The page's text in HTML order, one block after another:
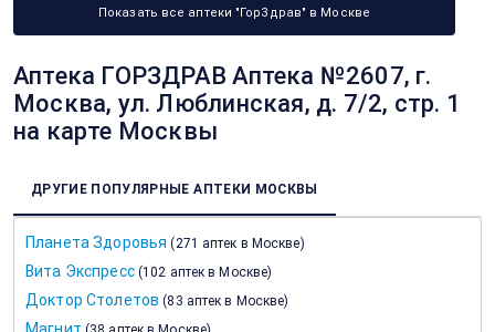
Показать все аптеки "ГорЗдрав" в Москве
Аптека ГОРЗДРАВ Аптека №2607, г.
Москва, ул. Люблинская, д. 7/2, стр. 1
на карте Москвы
ДРУГИЕ ПОПУЛЯРНЫЕ АПТЕКИ МОСКВЫ
Планета Здоровья (271 аптек в Москве)
Вита Экспресс (102 аптек в Москве)
Доктор Столетов (83 аптек в Москве)